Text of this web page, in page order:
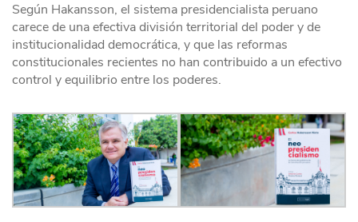
Según Hakansson, el sistema presidencialista peruano
carece de una efectiva división territorial del poder y de
institucionalidad democrática, y que las reformas
constitucionales recientes no han contribuido a un efectivo
control y equilibrio entre los poderes.